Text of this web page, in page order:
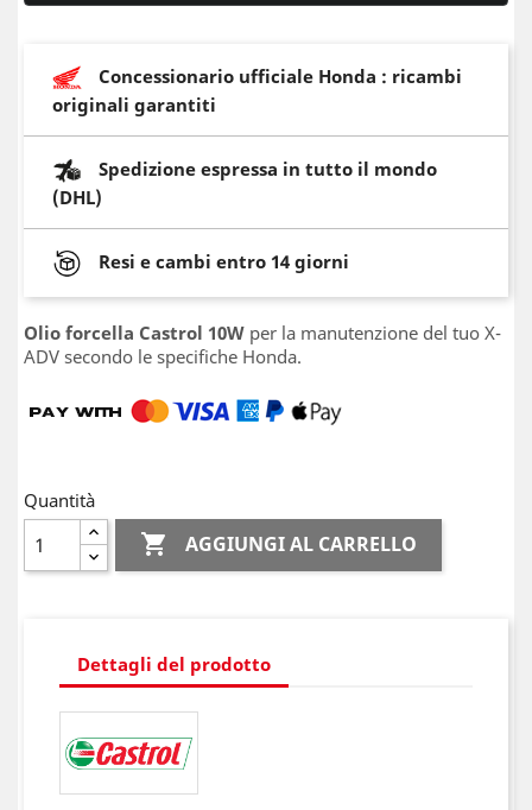
Concessionario ufficiale Honda : ricambi
originali garantiti
Spedizione espressa in tutto il mondo
(DHL)
Resi e cambi entro 14 giorni
Olio forcella Castrol 10W per la manutenzione del tuo X-
ADV secondo le specifiche Honda.
Quantità
 AGGIUNGI AL CARRELLO
Dettagli del prodotto